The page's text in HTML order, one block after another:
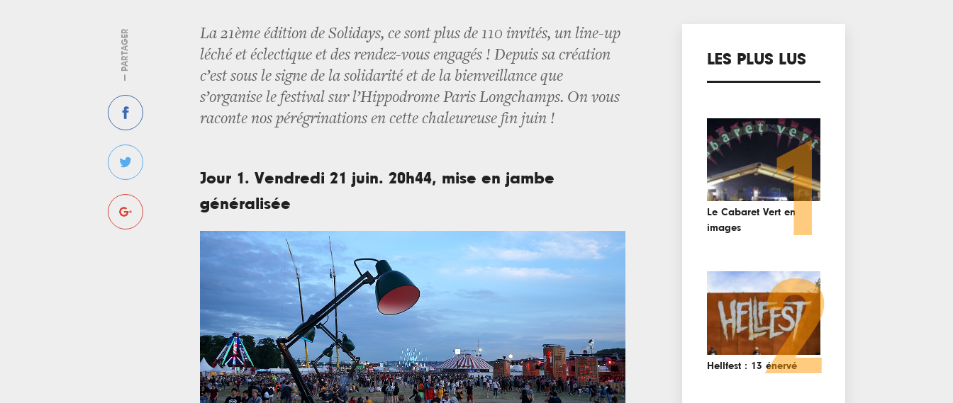
— PARTAGER
La 21ème édition de Solidays, ce sont plus de 110 invités, un line-up
léché et éclectique et des rendez-vous engagés ! Depuis sa création
c’est sous le signe de la solidarité et de la bienveillance que
s’organise le festival sur l’Hippodrome Paris Longchamps. On vous
raconte nos pérégrinations en cette chaleureuse fin juin !
Jour 1. Vendredi 21 juin. 20h44, mise en jambe
généralisée
LES PLUS LUS
Le Cabaret Vert en
images
1
Hellfest : 13 énervé
2